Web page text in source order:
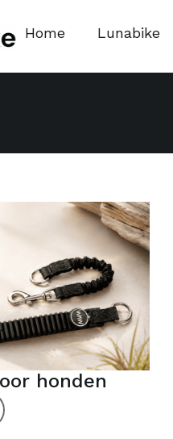
Home Lunabike
honden